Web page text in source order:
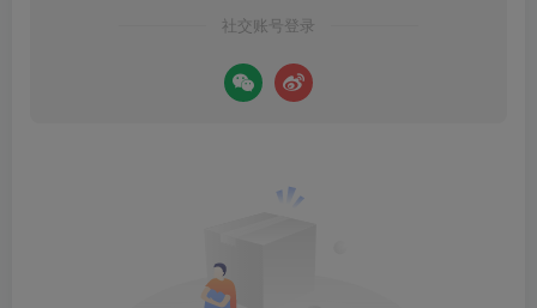
社交账号登录